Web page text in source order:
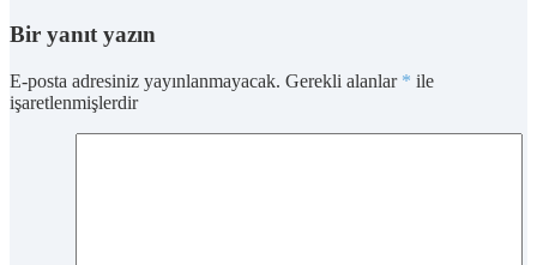
Bir yanıt yazın
E-posta adresiniz yayınlanmayacak. Gerekli alanlar * ile
işaretlenmişlerdir